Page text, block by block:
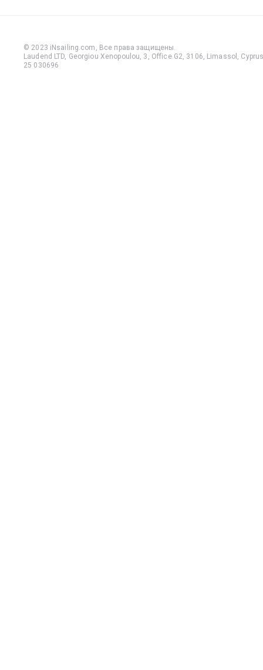
© 2023 iNsailing.com, Все права защищены.
Laudend LTD, Georgiou Xenopoulou, 3, Office G2, 3106, Limassol,
25 030696